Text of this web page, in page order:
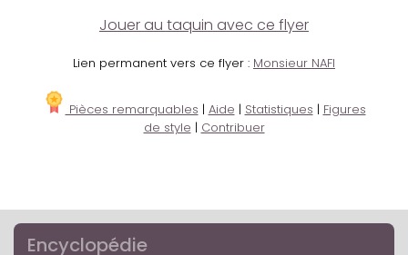
Jouer au taquin avec ce flyer
Lien permanent vers ce flyer : Monsieur NAFI
Pièces remarquables | Aide | Statistiques | Figures
de style | Contribuer
Encyclopédie